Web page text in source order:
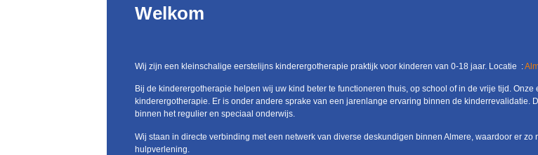
Welkom
Wij zijn een kleinschalige eerstelijns kinderergotherapie praktijk voor kinderen van 0-18 jaar. Locatie :
Bij de kinderergotherapie helpen wij uw kind beter te functioneren thuis, op school of in de vrije tijd.
kinderergotherapie. Er is onder andere sprake van een jarenlange ervaring binnen de kinderrevalidatie.
binnen het regulier en speciaal onderwijs.
Wij staan in directe verbinding met een netwerk van diverse deskundigen binnen Almere, waardoor er
hulpverlening.